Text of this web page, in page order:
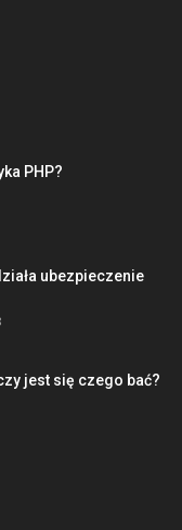
PHP?
ubezpieczenie
jest się czego bać?